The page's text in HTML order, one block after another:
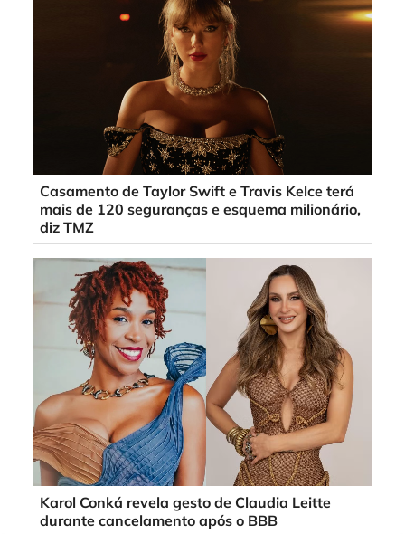
Casamento de Taylor Swift e Travis Kelce terá
mais de 120 seguranças e esquema milionário,
diz TMZ
Karol Conká revela gesto de Claudia Leitte
durante cancelamento após o BBB